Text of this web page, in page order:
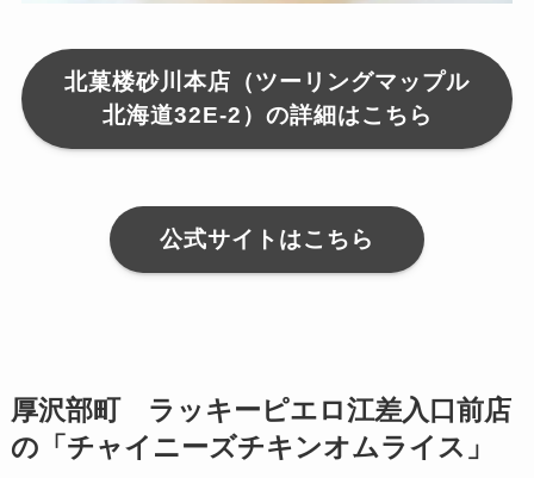
北菓楼砂川本店（ツーリングマップル
北海道32E-2）の詳細はこちら
公式サイトはこちら
厚沢部町 ラッキーピエロ江差入口前店
の「チャイニーズチキンオムライス」